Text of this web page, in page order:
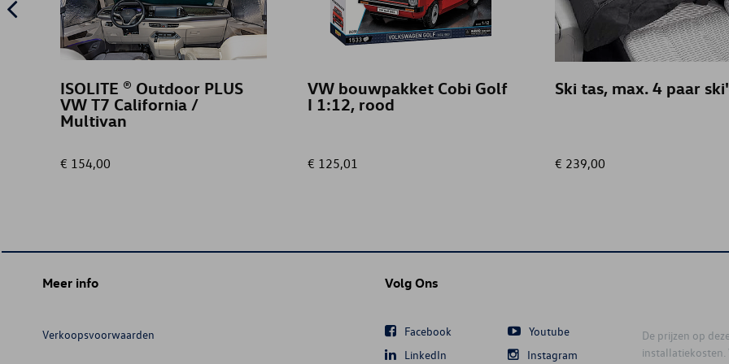
ISOLITE ® Outdoor PLUS
VW T7 California /
Multivan
€ 154,00
VW bouwpakket Cobi Golf
I 1:12, rood
€ 125,01
Ski tas, max. 4 paar
€ 239,00
Meer info
Verkoopsvoorwaarden
Volg Ons
Facebook
Youtube
LinkedIn
Instagram
De prijzen op
installatiekosten.